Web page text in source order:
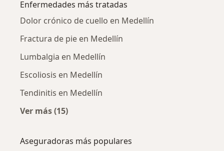
Enfermedades más tratadas
Dolor crónico de cuello en Medellín
Fractura de pie en Medellín
Lumbalgia en Medellín
Escoliosis en Medellín
Tendinitis en Medellín
Ver más (15)
Aseguradoras más populares